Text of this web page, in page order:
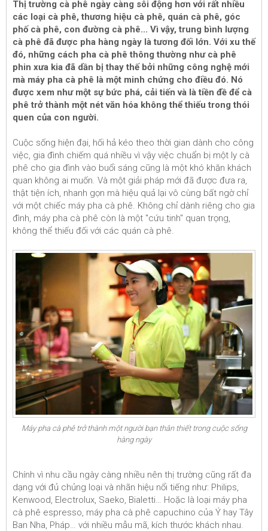
Thị trường cà phê ngày càng sôi động hơn với rất nhiều
các loại cà phê, thương hiệu cà phê, quán cà phê, góc
phố cà phê, con đường cà phê... Vì vậy, trung bình lượng
cà phê đã được pha hàng ngày là tương đối lớn. Với xu thế
đó, những cách pha cà phê thông thường như cà phê
phin xưa kia đã dần bị thay thế bởi những công nghệ mới
mà máy pha cà phê là một minh chứng cho điều đó. Nó
được xem như một sự bức phá, cải tiến và là tiền đề để cà
phê trở thành một nét văn hóa không thể thiếu trong thói
quen của con người.
Cuộc sống hiện đại, hối hả kéo theo thời gian dành cho công
việc, gia đình chiếm quá nhiều vì vậy việc chuẩn bị một ly cà
phê cho gia đình vào buổi sáng cũng là một khó khăn khách
quan không ai muốn. Và một giải pháp mới đã được đưa ra,
thật tiện ích, nhanh gọn mà hiệu quả lại vô cùng bất ngờ chỉ
với một chiếc máy pha cà phê. Không chỉ dành riêng cho gia
đình, máy pha cà phê còn là một "cứu tinh" quan trọng,
không thể thiếu đối với các quán cà phê.
Máy pha cà phê trở thành một người bạn thân thiết trong cuộc sống
hàng ngày
Chính vì nhu cầu ngày càng nhiều nên thị trường cũng rất đa
dạng với đủ chủng loại và nhãn hiệu nổi tiếng như: Philips,
Kenwood, Electrolux, Saeko, Bialetti… Hoặc là loại máy pha
cà phê espresso, máy pha cà phê capuchino của Ý hay Tây
Ban Nha, Pháp… với nhiều mẫu mã, kích thước khách nhau.